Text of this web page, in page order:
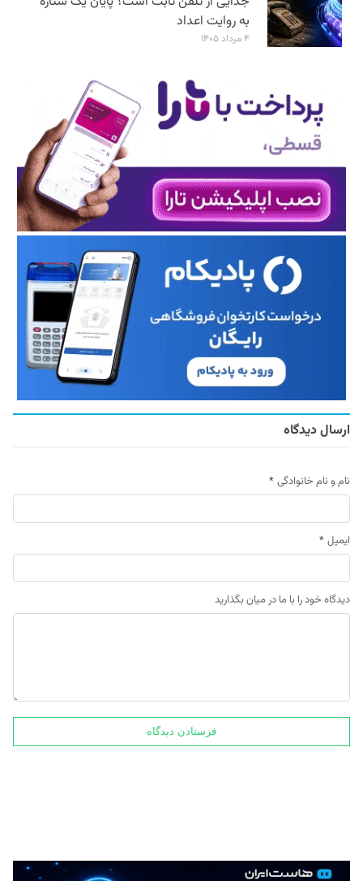
به روایت اعداد
۴ مرداد ۱۴۰۵
ارسال دیدگاه
نام و نام خانوادگی *
ایمیل *
دیدگاه خود را با ما در میان بگذارید